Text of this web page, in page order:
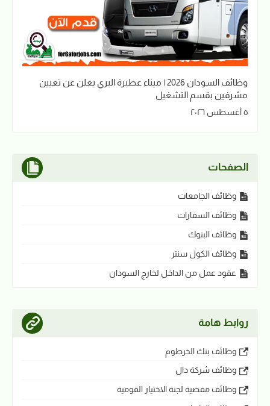
وظائف السودان 2026 | ميناء عطبرة البري يعلن عن تعيين
مشرفين بقسم التشغيل
٥ أغسطس ٢٠٢٦
الصفحات
وظائف الجامعات
وظائف السفارات
وظائف البنوك
وظائف الكول سنتر
عقود عمل من الداخل لخارج السودان
روابط هامة
وظائف بنك الخرطوم
وظائف شركة دال
وظائف مفضية لجنة الاختيار القومية